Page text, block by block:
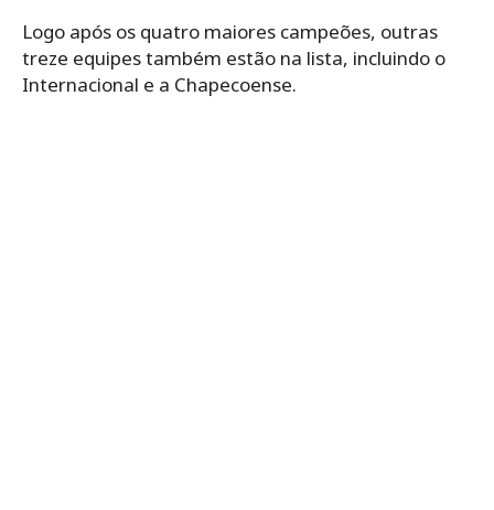
Logo após os quatro maiores campeões, outras
treze equipes também estão na lista, incluindo o
Internacional e a Chapecoense.